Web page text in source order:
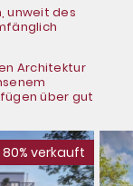
unweit des
Architektur
über gut
verkauft